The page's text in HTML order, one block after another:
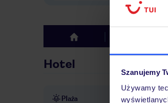
Szanujemy
Używamy
top
Hotel
Plaża